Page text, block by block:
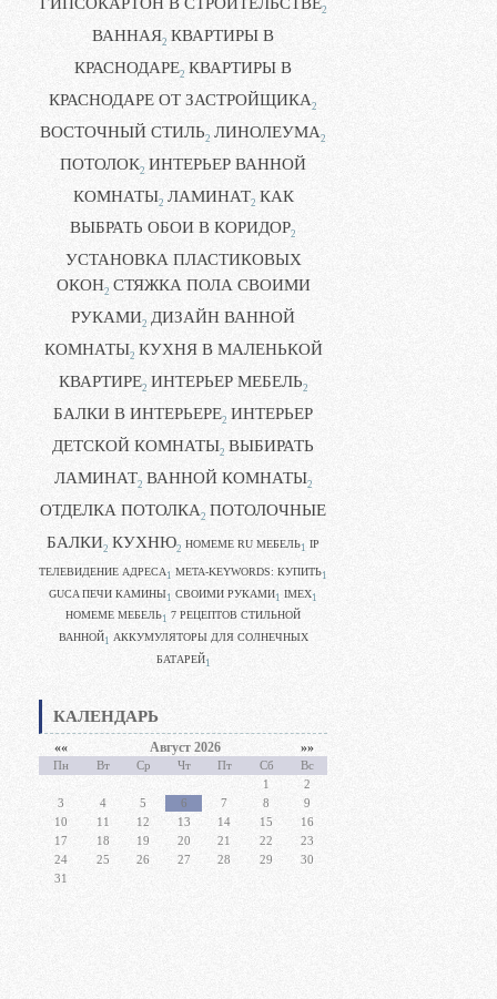
2
ВАННАЯ2 КВАРТИРЫ В
КРАСНОДАРЕ2 КВАРТИРЫ В
КРАСНОДАРЕ ОТ ЗАСТРОЙЩИКА2
ВОСТОЧНЫЙ СТИЛЬ2 ЛИНОЛЕУМА2
ПОТОЛОК2 ИНТЕРЬЕР ВАННОЙ
КОМНАТЫ2 ЛАМИНАТ2 КАК
ВЫБРАТЬ ОБОИ В КОРИДОР2
УСТАНОВКА ПЛАСТИКОВЫХ
ОКОН2 СТЯЖКА ПОЛА СВОИМИ
РУКАМИ2 ДИЗАЙН ВАННОЙ
КОМНАТЫ2 КУХНЯ В МАЛЕНЬКОЙ
КВАРТИРЕ2 ИНТЕРЬЕР МЕБЕЛЬ2
БАЛКИ В ИНТЕРЬЕРЕ2 ИНТЕРЬЕР
ДЕТСКОЙ КОМНАТЫ2 ВЫБИРАТЬ
ЛАМИНАТ2 ВАННОЙ КОМНАТЫ2
ОТДЕЛКА ПОТОЛКА2 ПОТОЛОЧНЫЕ
БАЛКИ2 КУХНЮ2 HOMEME RU МЕБЕЛЬ1 IP
ТЕЛЕВИДЕНИЕ АДРЕСА 1 META-KEYWORDS: КУПИТЬ1
GUCA ПЕЧИ КАМИНЫ1 CВОИМИ РУКАМИ1 IMEX1
HOMEME МЕБЕЛЬ1 7 РЕЦЕПТОВ СТИЛЬНОЙ
ВАННОЙ1 АККУМУЛЯТОРЫ ДЛЯ СОЛНЕЧНЫХ
БАТАРЕЙ1
КАЛЕНДАРЬ
«« Август 2026 »»
Пн Вт Ср Чт Пт Сб
Вс
1
2
3
4 5 6 7 8
9
10
11 12 13 14 15
16
17
18 19 20 21 22
23
24
25 26 27 28 29
30
31